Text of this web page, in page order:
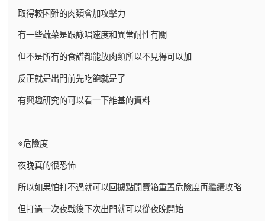
取得較困難的肉類會加攻擊力
有一些蔬菜是跟詠唱速度和異常耐性有關
但不是所有的食譜都能放肉類所以不見得可以加
反正就是出門前先吃飽就是了
有興趣研究的可以看一下維基的資料
※危險度
夜晚真的很恐怖
所以如果怕打不過就可以回據點開寶箱重置危險度再繼續攻略
但打過一次夜戰後下次出門就可以從夜晚開始